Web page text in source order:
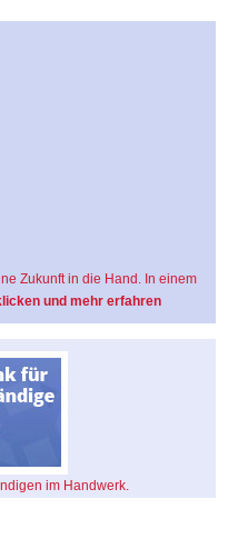
Zukunft in die Hand. In einem
und mehr erfahren
im Handwerk.